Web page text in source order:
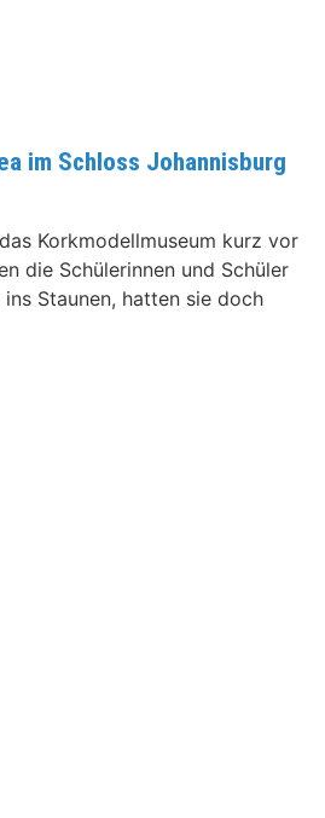
im Schloss Johannisburg
Korkmodellmuseum kurz vor
die Schülerinnen und Schüler
Staunen, hatten sie doch